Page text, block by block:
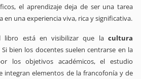
el aprendizaje deja de ser una tarea
una experiencia viva, rica y significativa.
libro está en visibilizar que la cultura
bien los docentes suelen centrarse en la
los objetivos académicos, el estudio
integran elementos de la francofonía y de